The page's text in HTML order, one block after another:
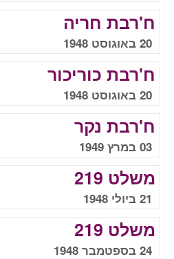
ח'רבת חריה
20 באוגוסט 1948
ח'רבת כוריכור
20 באוגוסט 1948
ח'רבת נקר
03 במרץ 1949
משלט 219
21 ביולי 1948
משלט 219
24 בספטמבר 1948